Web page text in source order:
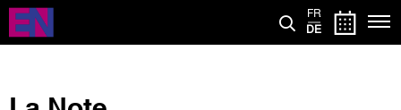
Direkt
zum
Inhalt
FR
DE